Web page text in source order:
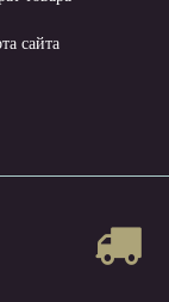
сайта